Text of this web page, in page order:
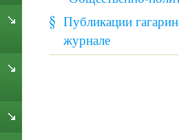
Публикации
журнале